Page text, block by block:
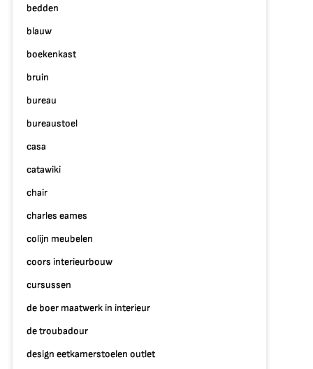
bedden
blauw
boekenkast
bruin
bureau
bureaustoel
casa
catawiki
chair
charles eames
colijn meubelen
coors interieurbouw
cursussen
de boer maatwerk in interieur
de troubadour
design eetkamerstoelen outlet